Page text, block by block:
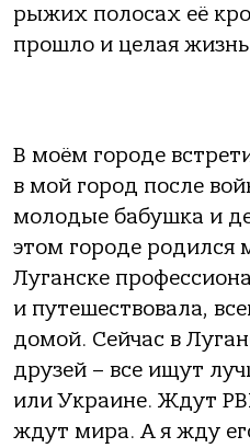
рыжих полосах её
прошло и целая
В моём городе
в мой город после
молодые бабушка и
этом городе родился
Луганске
и путешествовала,
домой. Сейчас в
друзей – все ищут
или Украине. Ждут
ждут мира. А я жду